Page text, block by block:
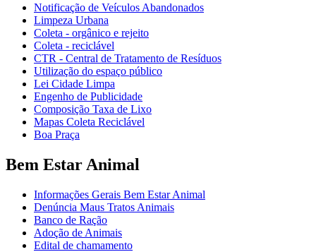
Notificação de Veículos Abandonados
Limpeza Urbana
Coleta - orgânico e rejeito
Coleta - reciclável
CTR - Central de Tratamento de Resíduos
Utilização do espaço público
Lei Cidade Limpa
Engenho de Publicidade
Composição Taxa de Lixo
Mapas Coleta Reciclável
Boa Praça
Bem Estar Animal
Informações Gerais Bem Estar Animal
Denúncia Maus Tratos Animais
Banco de Ração
Adoção de Animais
Edital de chamamento